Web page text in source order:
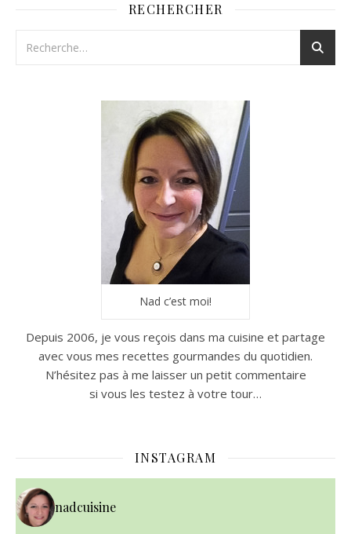
RECHERCHER
Nad c’est moi!
Depuis 2006, je vous reçois dans ma cuisine et partage
avec vous mes recettes gourmandes du quotidien.
N’hésitez pas à me laisser un petit commentaire
si vous les testez à votre tour…
INSTAGRAM
nadcuisine